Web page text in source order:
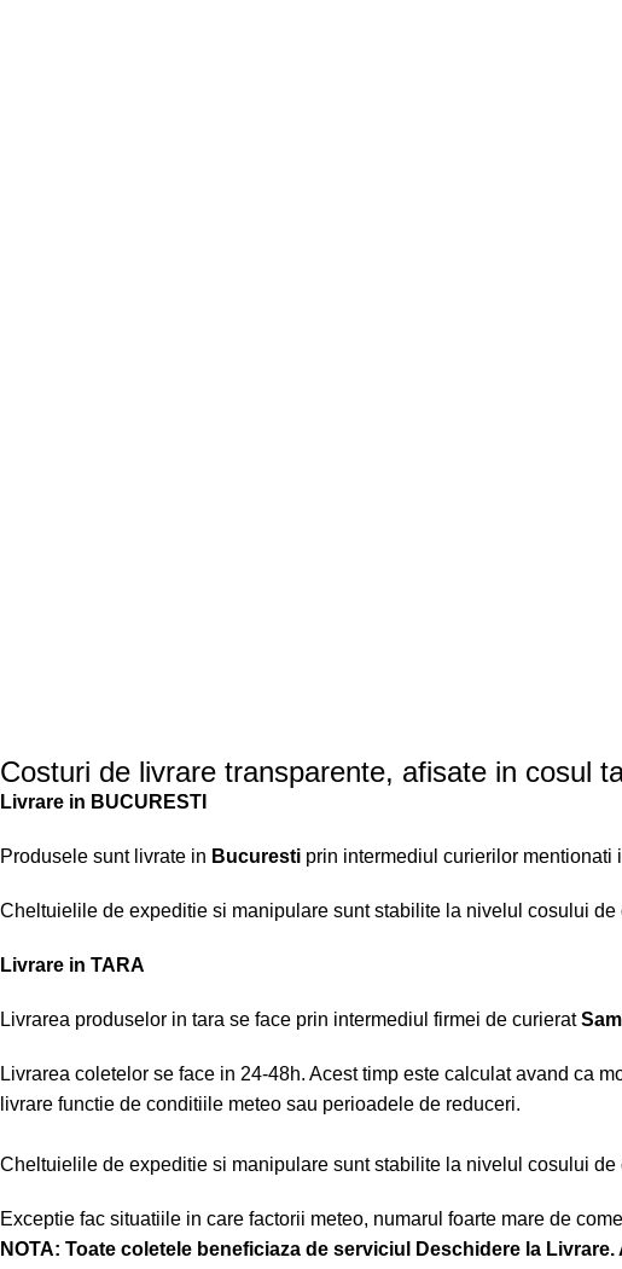
Costuri de livrare transparente, afisate in cosul
Livrare in BUCURESTI
Produsele sunt livrate in Bucuresti prin intermediul curierilor mentionati
Cheltuielile de expeditie si manipulare sunt stabilite la nivelul cosului
Livrare in TARA
Livrarea produselor in tara se face prin intermediul firmei de curierat
Livrarea coletelor se face in 24-48h. Acest timp este calculat avand ca
livrare functie de conditiile meteo sau perioadele de reduceri.
Cheltuielile de expeditie si manipulare sunt stabilite la nivelul cosului
Exceptie fac situatiile in care factorii meteo, numarul foarte mare de
NOTA: Toate coletele beneficiaza de serviciul Deschidere la